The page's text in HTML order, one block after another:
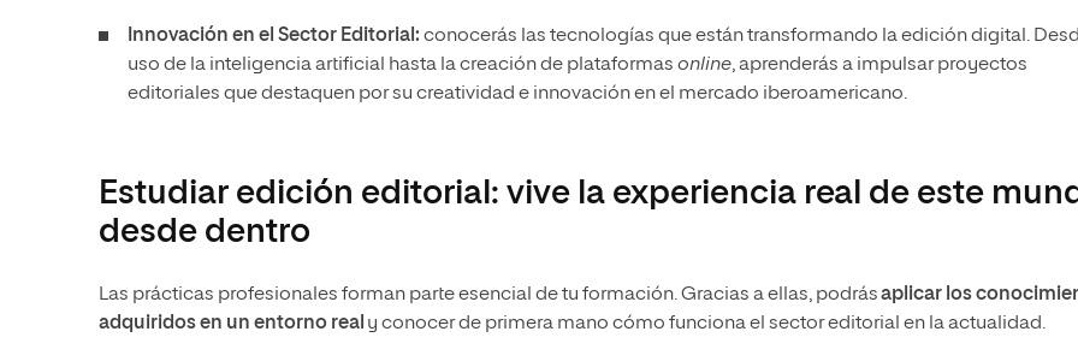
Innovación en el Sector Editorial: conocerás las tecnologías que están transformando la edición digital.
uso de la inteligencia artificial hasta la creación de plataformas online, aprenderás a impulsar proyectos
editoriales que destaquen por su creatividad e innovación en el mercado iberoamericano.
Estudiar edición editorial: vive la experiencia real de este
desde dentro
Las prácticas profesionales forman parte esencial de tu formación. Gracias a ellas, podrásaplicar los
adquiridos en un entorno real y conocer de primera mano cómo funciona el sector editorial en la actualidad.